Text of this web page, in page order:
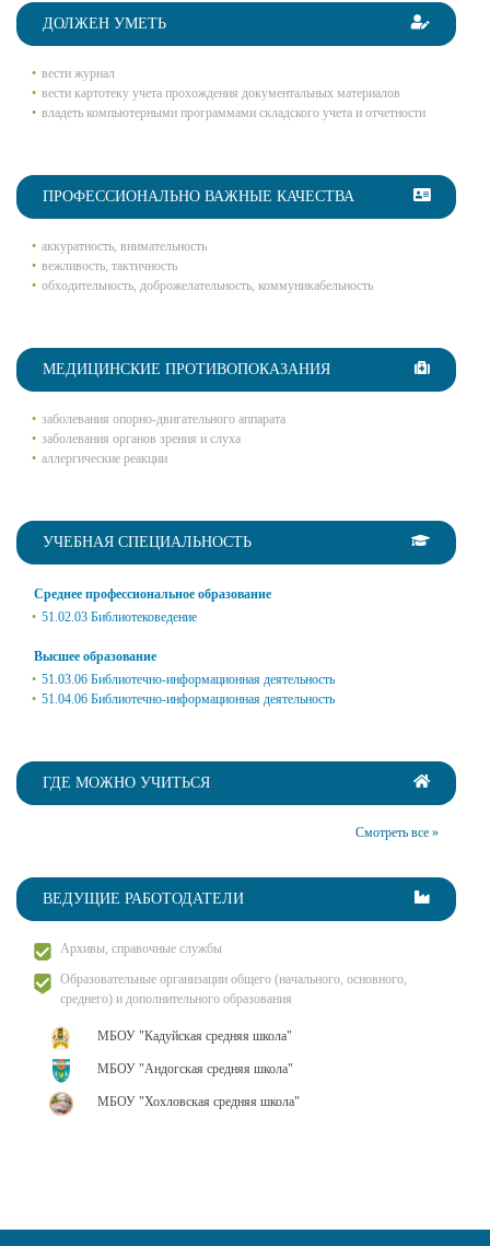
ДОЛЖЕН УМЕТЬ
вести журнал
вести картотеку учета прохождения документальных материалов
владеть компьютерными программами складского учета и отчетности
ПРОФЕССИОНАЛЬНО ВАЖНЫЕ КАЧЕСТВА
аккуратность, внимательность
вежливость, тактичность
обходительность, доброжелательность, коммуникабельность
МЕДИЦИНСКИЕ ПРОТИВОПОКАЗАНИЯ
заболевания опорно-двигательного аппарата
заболевания органов зрения и слуха
аллергические реакции
УЧЕБНАЯ СПЕЦИАЛЬНОСТЬ
Среднее профессиональное образование
51.02.03 Библиотековедение
Высшее образование
51.03.06 Библиотечно-информационная деятельность
51.04.06 Библиотечно-информационная деятельность
ГДЕ МОЖНО УЧИТЬСЯ
Смотреть все »
ВЕДУЩИЕ РАБОТОДАТЕЛИ
Архивы, справочные службы
Образовательные организации общего (начального, основного,
среднего) и дополнительного образования
МБОУ "Кадуйская средняя школа"
МБОУ "Андогская средняя школа"
МБОУ "Хохловская средняя школа"